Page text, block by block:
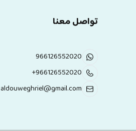
تواصل معنا
966126552020
+966126552020
aldouweghriel@gmail.com